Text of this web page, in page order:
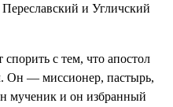
и Угличский
с тем, что апостол
Он — миссионер, пастырь,
мученик и он избранный